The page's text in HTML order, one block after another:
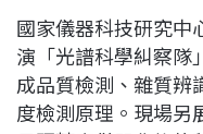
國家儀器科技研究中
演「光譜科學糾察隊
成品質檢測、雜質辨
度檢測原理。現場另